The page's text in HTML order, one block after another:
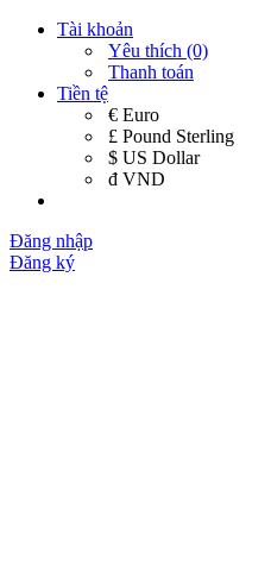
Tài khoản
Yêu thích (0)
Thanh toán
Tiền tệ
€ Euro
£ Pound Sterling
$ US Dollar
đ VND
Đăng nhập
Đăng ký